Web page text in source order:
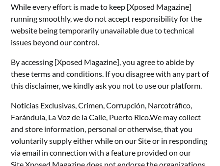
While every effort is made to keep [Xposed Magazine]
running smoothly, we do not accept responsibility for the
website being temporarily unavailable due to technical
issues beyond our control.
By accessing [Xposed Magazine], you agree to abide by
these terms and conditions. If you disagree with any part of
this disclaimer, we kindly ask you not to use our platform.
Noticias Exclusivas, Crimen, Corrupción, Narcotráfico,
Farándula, La Voz de la Calle, Puerto Rico.We may collect
and store information, personal or otherwise, that you
voluntarily supply either while on our Site or in responding
via email in connection with a feature provided on our